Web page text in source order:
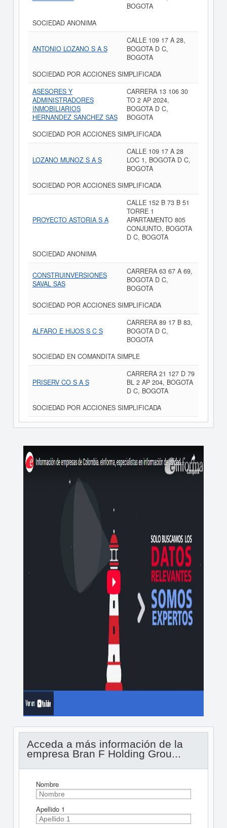
BOGOTA
SOCIEDAD ANONIMA
ANTONIO LOZANO S A S
CALLE 109 17 A 28,
BOGOTA D C,
BOGOTA
SOCIEDAD POR ACCIONES SIMPLIFICADA
ASESORES Y
ADMINISTRADORES
INMOBILIARIOS
HERNANDEZ SANCHEZ SAS
CARRERA 13 106 30
TO 2 AP 2024,
BOGOTA D C,
BOGOTA
SOCIEDAD POR ACCIONES SIMPLIFICADA
LOZANO MUNOZ S A S
CALLE 109 17 A 28
LOC 1, BOGOTA D C,
BOGOTA
SOCIEDAD POR ACCIONES SIMPLIFICADA
PROYECTO ASTORIA S A
CALLE 152 B 73 B 51
TORRE 1
APARTAMENTO 805
CONJUNTO, BOGOTA
D C, BOGOTA
SOCIEDAD ANONIMA
CONSTRUINVERSIONES
SAVAL SAS
CARRERA 63 67 A 69,
BOGOTA D C,
BOGOTA
SOCIEDAD POR ACCIONES SIMPLIFICADA
ALFARO E HIJOS S C S
CARRERA 89 17 B 83,
BOGOTA D C,
BOGOTA
SOCIEDAD EN COMANDITA SIMPLE
PRISERV CO S A S
CARRERA 21 127 D 79
BL 2 AP 204, BOGOTA
D C, BOGOTA
SOCIEDAD POR ACCIONES SIMPLIFICADA
Acceda a más información de la
empresa Bran F Holding Grou...
Nombre
Apellido 1